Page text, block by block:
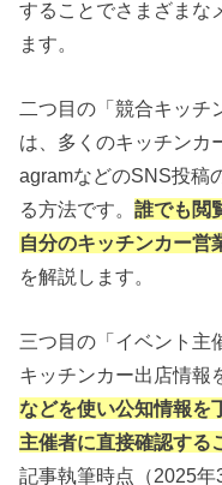
することでさまざまな
ます。
二つ目の「競合キッチ
は、多くのキッチンカ
agramなどのSNS投稿
る方法です。誰でも閲
自分のキッチンカー営
を解説します。
三つ目の「イベント主
キッチンカー出店情報
などを使い公知情報を
主催者に直接確認する
記事執筆時点（2025